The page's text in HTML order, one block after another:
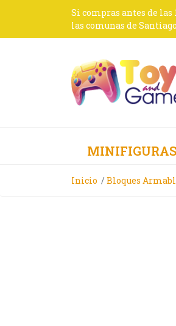
Si compras antes de
las comunas de
MINIFIGURAS
Inicio Bloques